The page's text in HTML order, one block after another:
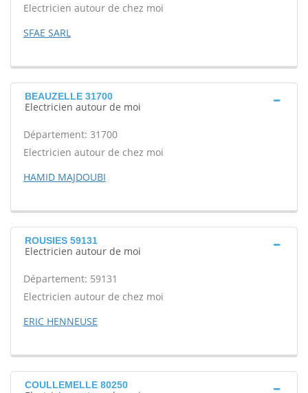
Electricien autour de chez moi
SFAE SARL
BEAUZELLE 31700
Electricien autour de moi
Département: 31700
Electricien autour de chez moi
HAMID MAJDOUBI
ROUSIES 59131
Electricien autour de moi
Département: 59131
Electricien autour de chez moi
ERIC HENNEUSE
COULLEMELLE 80250